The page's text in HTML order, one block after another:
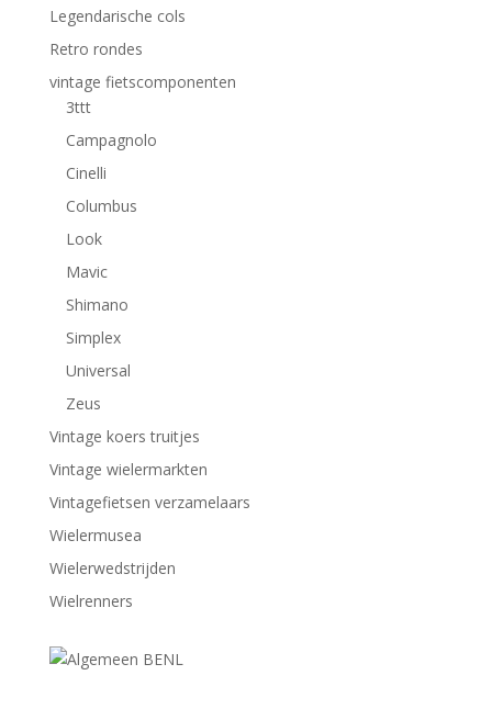
Legendarische cols
Retro rondes
vintage fietscomponenten
3ttt
Campagnolo
Cinelli
Columbus
Look
Mavic
Shimano
Simplex
Universal
Zeus
Vintage koers truitjes
Vintage wielermarkten
Vintagefietsen verzamelaars
Wielermusea
Wielerwedstrijden
Wielrenners